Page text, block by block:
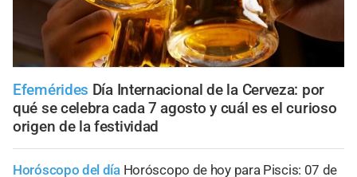
Efemérides Día Internacional de la Cerveza: por
qué se celebra cada 7 agosto y cuál es el curioso
origen de la festividad
Horóscopo del día Horóscopo de hoy para Piscis: 07 de